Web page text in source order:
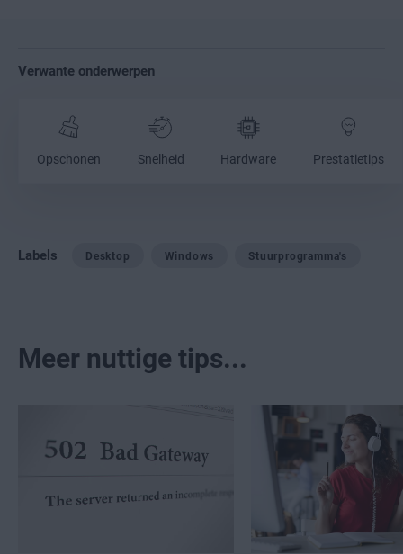
Verwante onderwerpen
Opschonen Snelheid Hardware Prestatietips
Labels Desktop Windows Stuurprogramma's
Meer nuttige tips...